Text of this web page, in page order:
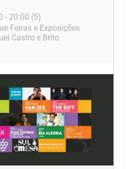
- 20:00 (5)
Feiras e Exposições
Castro e Brito